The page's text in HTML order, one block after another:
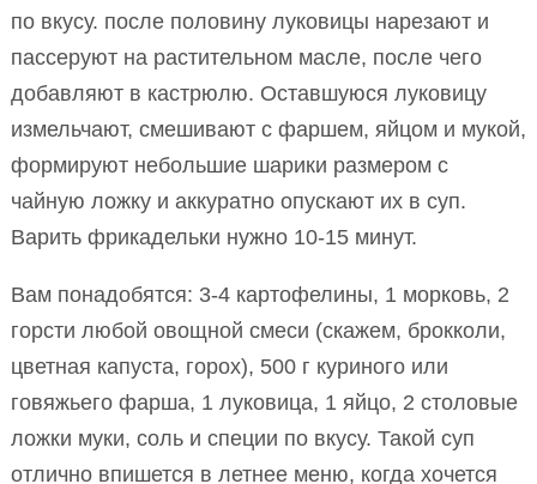
по вкусу. после половину луковицы нарезают и
пассеруют на растительном масле, после чего
добавляют в кастрюлю. Оставшуюся луковицу
измельчают, смешивают с фаршем, яйцом и мукой,
формируют небольшие шарики размером с
чайную ложку и аккуратно опускают их в суп.
Варить фрикадельки нужно 10-15 минут.
Вам понадобятся: 3-4 картофелины, 1 морковь, 2
горсти любой овощной смеси (скажем, брокколи,
цветная капуста, горох), 500 г куриного или
говяжьего фарша, 1 луковица, 1 яйцо, 2 столовые
ложки муки, соль и специи по вкусу. Такой суп
отлично впишется в летнее меню, когда хочется